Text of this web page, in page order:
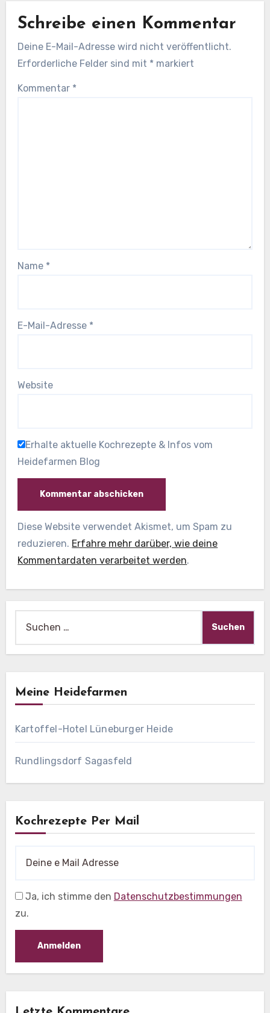
Schreibe einen Kommentar
Deine E-Mail-Adresse wird nicht veröffentlicht.
Erforderliche Felder sind mit * markiert
Kommentar *
Name *
E-Mail-Adresse *
Website
Erhalte aktuelle Kochrezepte & Infos vom
Heidefarmen Blog
Diese Website verwendet Akismet, um Spam zu
reduzieren. Erfahre mehr darüber, wie deine
Kommentardaten verarbeitet werden.
nach:
Meine Heidefarmen
Kartoffel-Hotel Lüneburger Heide
Rundlingsdorf Sagasfeld
Kochrezepte Per Mail
Ja, ich stimme den Datenschutzbestimmungen
zu.